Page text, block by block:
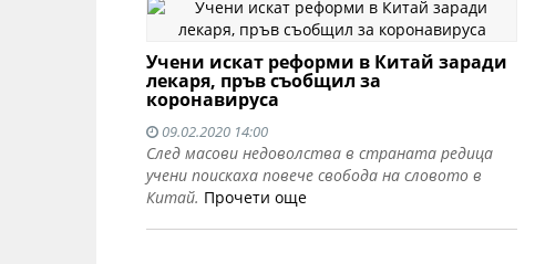
Учени искат реформи в Китай заради
лекаря, пръв съобщил за
коронавируса
09.02.2020 14:00
След масови недоволства в страната редица
учени поискаха повече свобода на словото в
Китай. Прочети още